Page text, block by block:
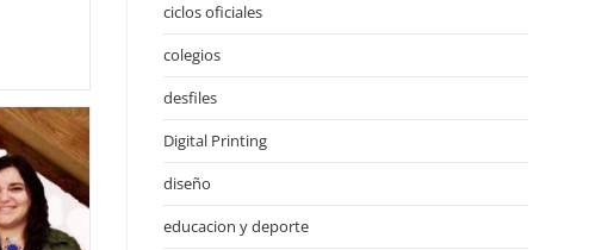
ciclos oficiales
colegios
desfiles
Digital Printing
diseño
educacion y deporte